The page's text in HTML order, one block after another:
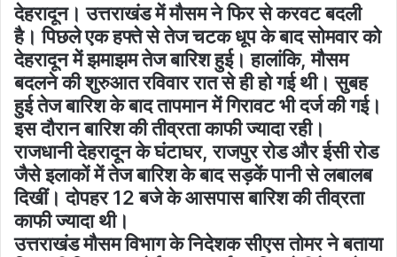
देहरादून। उत्तराखंड में मौसम ने फिर से करवट बदली
है। पिछले एक हफ्ते से तेज चटक धूप के बाद सोमवार को
देहरादून में झमाझम तेज बारिश हुई। हालांकि, मौसम
बदलने की शुरुआत रविवार रात से ही हो गई थी। सुबह
हुई तेज बारिश के बाद तापमान में गिरावट भी दर्ज की गई।
इस दौरान बारिश की तीव्रता काफी ज्यादा रही।
राजधानी देहरादून के घंटाघर, राजपुर रोड और ईसी रोड
जैसे इलाकों में तेज बारिश के बाद सड़कें पानी से लबालब
दिखीं। दोपहर 12 बजे के आसपास बारिश की तीव्रता
काफी ज्यादा थी।
उत्तराखंड मौसम विभाग के निदेशक सीएस तोमर ने बताया